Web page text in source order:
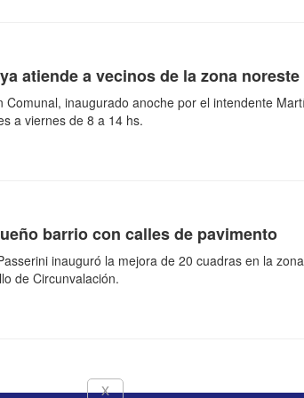
x
atiende a vecinos de la zona noreste
Comunal, inaugurado anoche por el intendente
a viernes de 8 a 14 hs.
barrio con calles de pavimento
inauguró la mejora de 20 cuadras en la zona
de Circunvalación.